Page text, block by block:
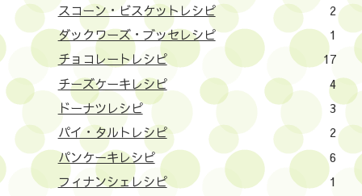
スコーン・ビスケットレシピ
2
ダックワーズ・ブッセレシピ
1
チョコレートレシピ
17
チーズケーキレシピ
4
ドーナツレシピ
3
パイ・タルトレシピ
2
パンケーキレシピ
6
フィナンシェレシピ
1